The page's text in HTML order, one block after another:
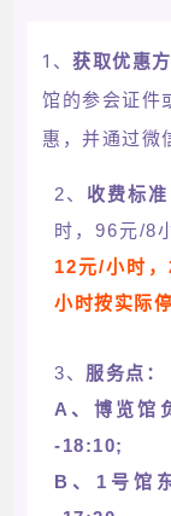
1、获取优惠方
馆的参会证件
惠，并通过微
2、 收费标
时，96元/8
12元/小时
小时按实际
3、 服务点：
A、博览馆
-18:10;
B、1号馆